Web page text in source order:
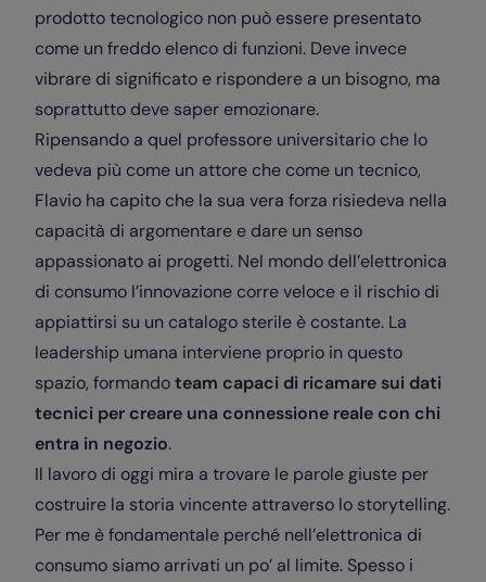
prodotto tecnologico non può essere presentato
come un freddo elenco di funzioni. Deve invece
vibrare di significato e rispondere a un bisogno, ma
soprattutto deve saper emozionare.
Ripensando a quel professore universitario che lo
vedeva più come un attore che come un tecnico,
Flavio ha capito che la sua vera forza risiedeva nella
capacità di argomentare e dare un senso
appassionato ai progetti. Nel mondo dell’elettronica
di consumo l’innovazione corre veloce e il rischio di
appiattirsi su un catalogo sterile è costante. La
leadership umana interviene proprio in questo
spazio, formandoteam capaci di ricamare sui dati
tecnici per creare una connessione reale con chi
entra in negozio.
Il lavoro di oggi mira a trovare le parole giuste per
costruire la storia vincente attraverso lo storytelling.
Per me è fondamentale perché nell’elettronica di
consumo siamo arrivati un po’ al limite. Spesso i